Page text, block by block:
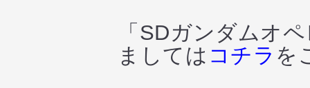
「SDガンダムオ
ましては コチラ を